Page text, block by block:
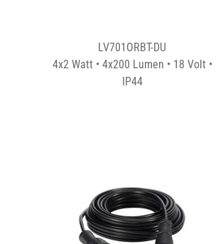
LV701ORBT-DU
4x2 Watt • 4x200 Lumen • 18 Volt •
IP44